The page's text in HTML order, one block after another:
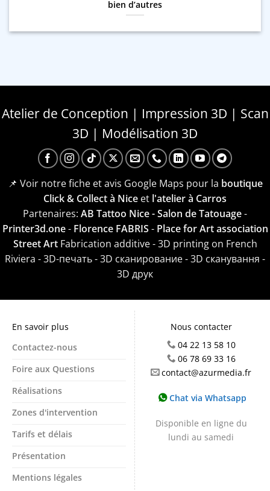
bien d’autres
Atelier de Conception | Impression 3D | Scan
3D | Modélisation 3D
📌 Voir notre fiche et avis Google Maps pour la boutique
Click & Collect à Nice et l'atelier à Carros
Partenaires: AB Tattoo Nice - Salon de Tatouage-
Printer3d.one- Florence FABRIS - Place for Art association
Street ArtFabrication additive - 3D printing on French
Riviera - 3D-печать - 3D сканирование - 3D сканування -
3D друк
En savoir plus
Contactez-nous
Foire aux Questions
Réalisations
Zones d'intervention
Tarifs et délais
Présentation
Mentions légales
Nous contacter
04 22 13 58 10
06 78 69 33 16
contact@azurmedia.fr
Chat via Whatsapp
Disponible en ligne du
lundi au samedi